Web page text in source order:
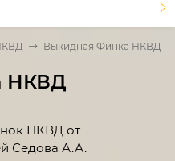
Выкидная Финка НКВД
НКВД
НКВД от
Седова А.А.